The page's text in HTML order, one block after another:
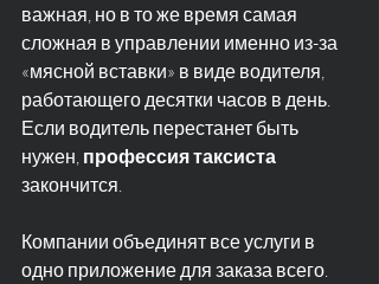
важная, но в то же время самая
сложная в управлении именно из-за
«мясной вставки» в виде водителя,
работающего десятки часов в день.
Если водитель перестанет быть
нужен, профессия таксиста
закончится.
Компании объединят все услуги в
одно приложение для заказа всего.